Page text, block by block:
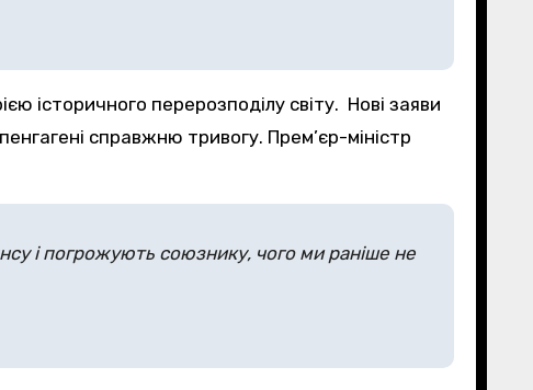
історичного перерозподілу світу. Нові заяви
справжню тривогу. Прем’єр-міністр
і погрожують союзнику, чого ми раніше не